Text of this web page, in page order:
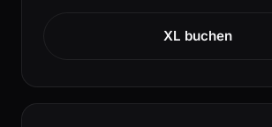
XL buchen